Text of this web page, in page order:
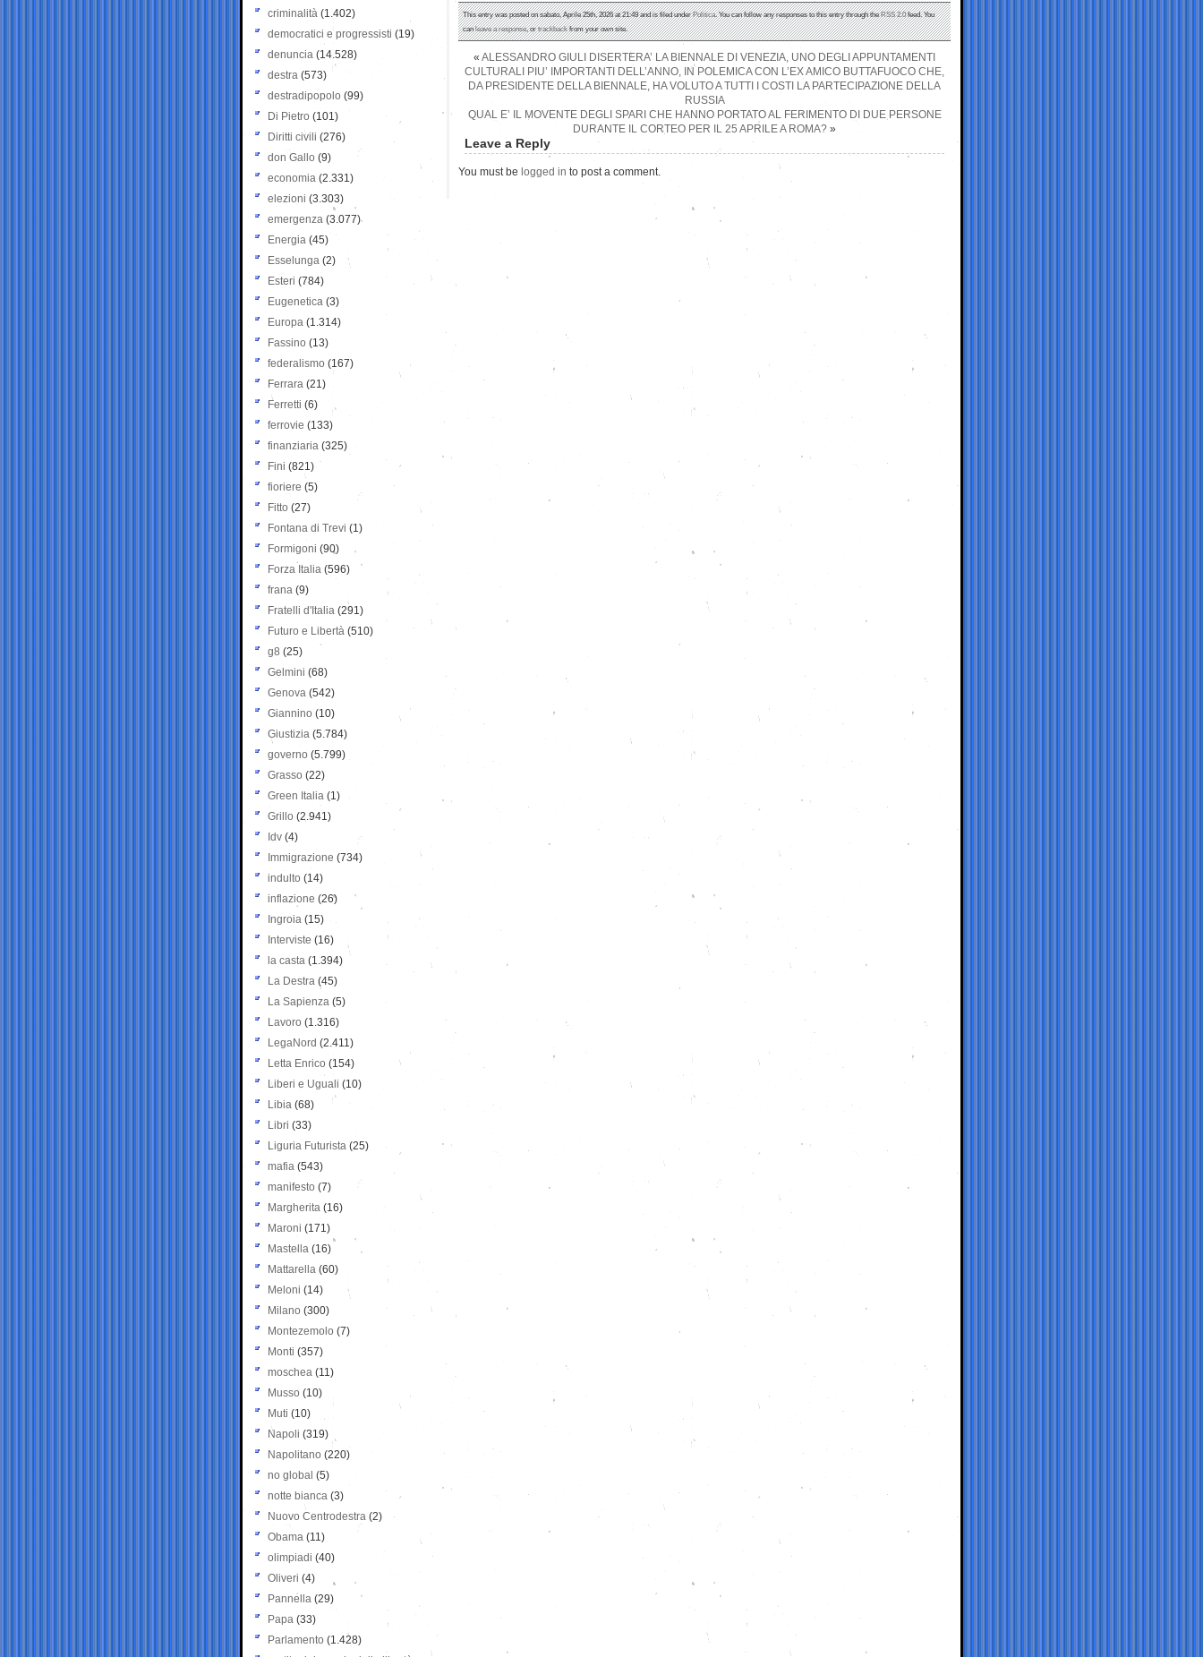
This entry was posted on sabato, Aprile 25th, 2026 at 21:49 and is filed underPolitica. You can follow any responses to this entry through theRSS 2.0feed. You
canleave a response, ortrackbackfrom your own site.
« ALESSANDRO GIULI DISERTERA’ LA BIENNALE DI VENEZIA, UNO DEGLI APPUNTAMENTI
CULTURALI PIU’ IMPORTANTI DELL’ANNO, IN POLEMICA CON L’EX AMICO BUTTAFUOCO CHE,
DA PRESIDENTE DELLA BIENNALE, HA VOLUTO A TUTTI I COSTI LA PARTECIPAZIONE DELLA
RUSSIA
QUAL E’ IL MOVENTE DEGLI SPARI CHE HANNO PORTATO AL FERIMENTO DI DUE PERSONE
DURANTE IL CORTEO PER IL 25 APRILE A ROMA? »
Leave a Reply
You must be logged in to post a comment.
criminalità (1.402)
democratici e progressisti (19)
denuncia (14.528)
destra (573)
destradipopolo (99)
Di Pietro (101)
Diritti civili (276)
don Gallo (9)
economia (2.331)
elezioni (3.303)
emergenza (3.077)
Energia (45)
Esselunga (2)
Esteri (784)
Eugenetica (3)
Europa (1.314)
Fassino (13)
federalismo (167)
Ferrara (21)
Ferretti (6)
ferrovie (133)
finanziaria (325)
Fini (821)
fioriere (5)
Fitto (27)
Fontana di Trevi (1)
Formigoni (90)
Forza Italia (596)
frana (9)
Fratelli d'Italia (291)
Futuro e Libertà (510)
g8 (25)
Gelmini (68)
Genova (542)
Giannino (10)
Giustizia (5.784)
governo (5.799)
Grasso (22)
Green Italia (1)
Grillo (2.941)
Idv (4)
Immigrazione (734)
indulto (14)
inflazione (26)
Ingroia (15)
Interviste (16)
la casta (1.394)
La Destra (45)
La Sapienza (5)
Lavoro (1.316)
LegaNord (2.411)
Letta Enrico (154)
Liberi e Uguali (10)
Libia (68)
Libri (33)
Liguria Futurista (25)
mafia (543)
manifesto (7)
Margherita (16)
Maroni (171)
Mastella (16)
Mattarella (60)
Meloni (14)
Milano (300)
Montezemolo (7)
Monti (357)
moschea (11)
Musso (10)
Muti (10)
Napoli (319)
Napolitano (220)
no global (5)
notte bianca (3)
Nuovo Centrodestra (2)
Obama (11)
olimpiadi (40)
Oliveri (4)
Pannella (29)
Papa (33)
Parlamento (1.428)